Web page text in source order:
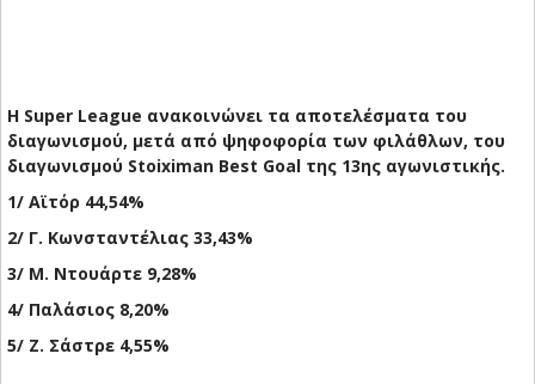
Η Super League ανακοινώνει τα αποτελέσματα του
διαγωνισμού, μετά από ψηφοφορία των φιλάθλων, του
διαγωνισμού Stoiximan Best Goal της 13ης αγωνιστικής.
1/ Αϊτόρ 44,54%
2/ Γ. Κωνσταντέλιας 33,43%
3/ Μ. Ντουάρτε 9,28%
4/ Παλάσιος 8,20%
5/ Ζ. Σάστρε 4,55%